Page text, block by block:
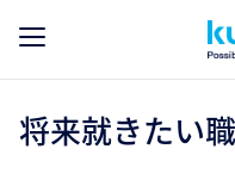
将来就きたい